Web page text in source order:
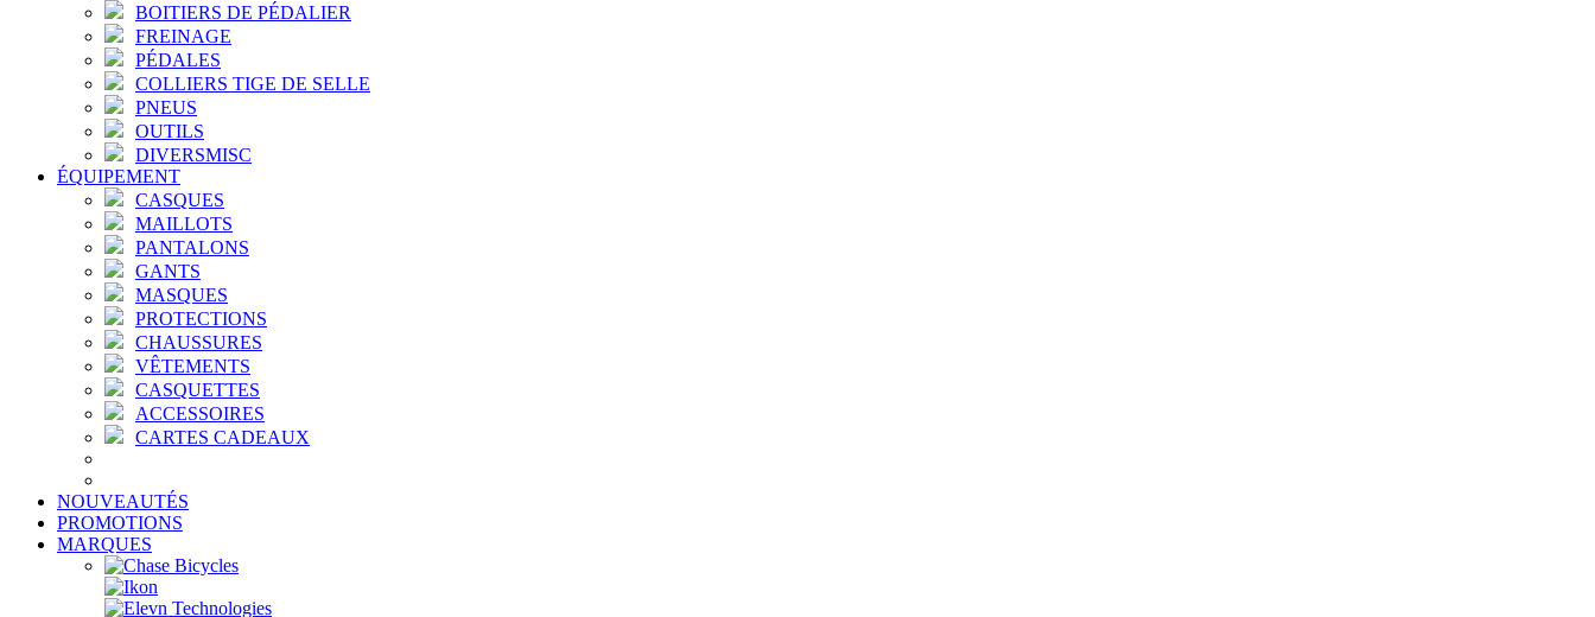
BOITIERS DE PÉDALIER
FREINAGE
PÉDALES
COLLIERS TIGE DE SELLE
PNEUS
OUTILS
DIVERSMISC
ÉQUIPEMENT
CASQUES
MAILLOTS
PANTALONS
GANTS
MASQUES
PROTECTIONS
CHAUSSURES
VÊTEMENTS
CASQUETTES
ACCESSOIRES
CARTES CADEAUX
NOUVEAUTÉS
PROMOTIONS
MARQUES